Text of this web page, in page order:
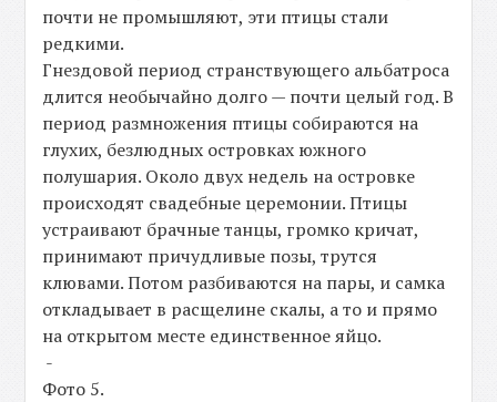
почти не промышляют, эти птицы стали
редкими.
Гнездовой период странствующего альбатроса
длится необычайно долго — почти целый год. В
период размножения птицы собираются на
глухих, безлюдных островках южного
полушария. Около двух недель на островке
происходят свадебные церемонии. Птицы
устраивают брачные танцы, громко кричат,
принимают причудливые позы, трутся
клювами. Потом разбиваются на пары, и самка
откладывает в расщелине скалы, а то и прямо
на открытом месте единственное яйцо.
-
Фото 5.